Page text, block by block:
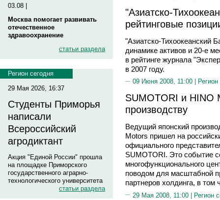
03.08 |
Москва помогает развивать
отечественное
здравоохранение
статьи раздела
Регион сегодня
29 Мая 2026, 16:37
Студенты Приморья
написали
Всероссийский
агродиктант
Акция "Единой России" прошла
на площадке Приморского
государственного аграрно-
технологического университета
статьи раздела
"Азиатско-
рейтинговые
"Азиатско-Тихоокеанский
динамике активов и 20-е
в рейтинге журнала
в 2007 году.
09 Июня 2008, 11:00 |
SUMOTORI и HINO
производству
Ведущий японский
Motors пришел на
официального
SUMOTORI. Это событие
многофункционального
поводом для масштабной
партнеров холдинга, в
29 Мая 2008, 11:00 | Регион